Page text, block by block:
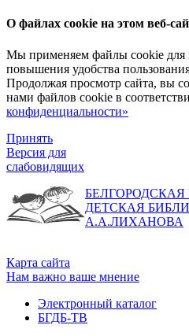
О файлах cookie на этом веб-
Мы применяем файлы cookie для
повышения удобства
Продолжая просмотр сайта, вы
нами файлов cookie в
конфиденциальности»
Принять
Версия для
слабовидящих
ДЕТСКАЯ
А.А.ЛИХАНОВА
Карта сайта
Нам важно ваше мнение
Электронный каталог
БГДБ-ТВ